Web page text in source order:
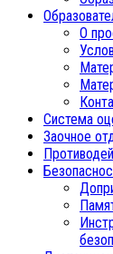
О
Система
Заочное